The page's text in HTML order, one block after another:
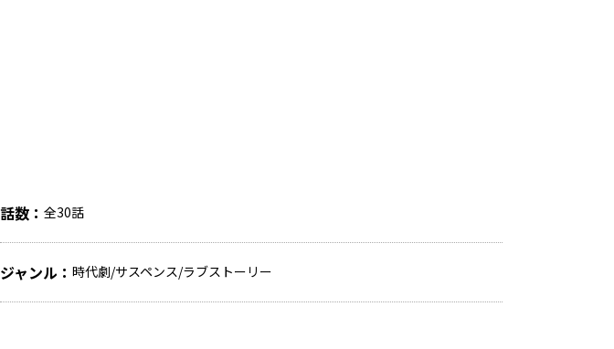
話数 全30話
ジャンル 時代劇/サスペンス/ラブストーリー